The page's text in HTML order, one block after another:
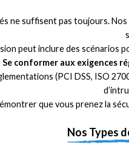
ne suffisent pas toujours.
peut inclure des scénarios
Se conformer aux exigences
(PCI DSS, ISO
que vous prenez la
Nos Types